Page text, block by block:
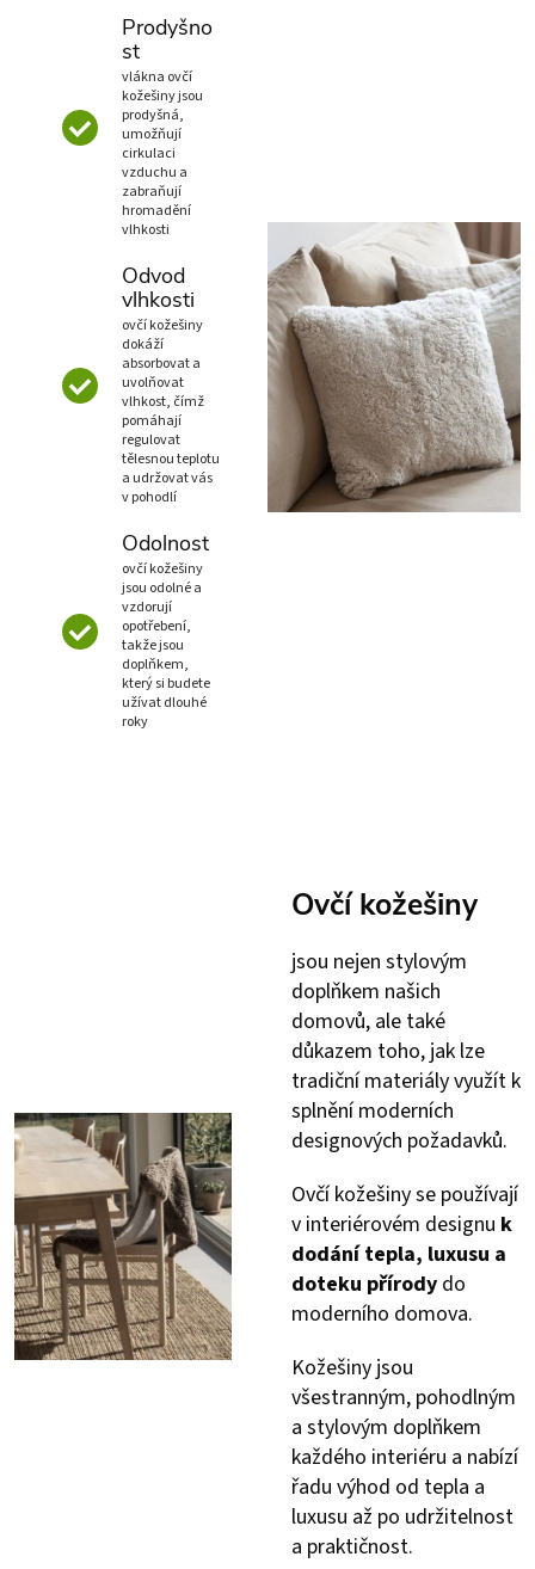
Prodyšno
st
vlákna ovčí
kožešiny jsou
prodyšná,
umožňují
cirkulaci
vzduchu a
zabraňují
hromadění
vlhkosti
Odvod
vlhkosti
ovčí kožešiny
dokáží
absorbovat a
uvolňovat
vlhkost, čímž
pomáhají
regulovat
tělesnou teplotu
a udržovat vás
v pohodlí
Odolnost
ovčí kožešiny
jsou odolné a
vzdorují
opotřebení,
takže jsou
doplňkem,
který si budete
užívat dlouhé
roky
Ovčí kožešiny
jsou nejen stylovým
doplňkem našich
domovů, ale také
důkazem toho, jak lze
tradiční materiály využít k
splnění moderních
designových požadavků.
Ovčí kožešiny se používají
v interiérovém designu k
dodání tepla, luxusu a
doteku přírody do
moderního domova.
Kožešiny jsou
všestranným, pohodlným
a stylovým doplňkem
každého interiéru a nabízí
řadu výhod od tepla a
luxusu až po udržitelnost
a praktičnost.